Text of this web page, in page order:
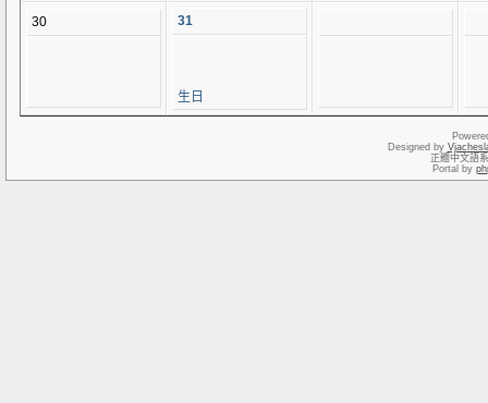
30 31
生日
Designed by
正體中文語
Portal by